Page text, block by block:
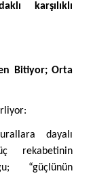
karşılıklı
Bitiyor; Orta
dayalı
rekabetinin
“güçlünün